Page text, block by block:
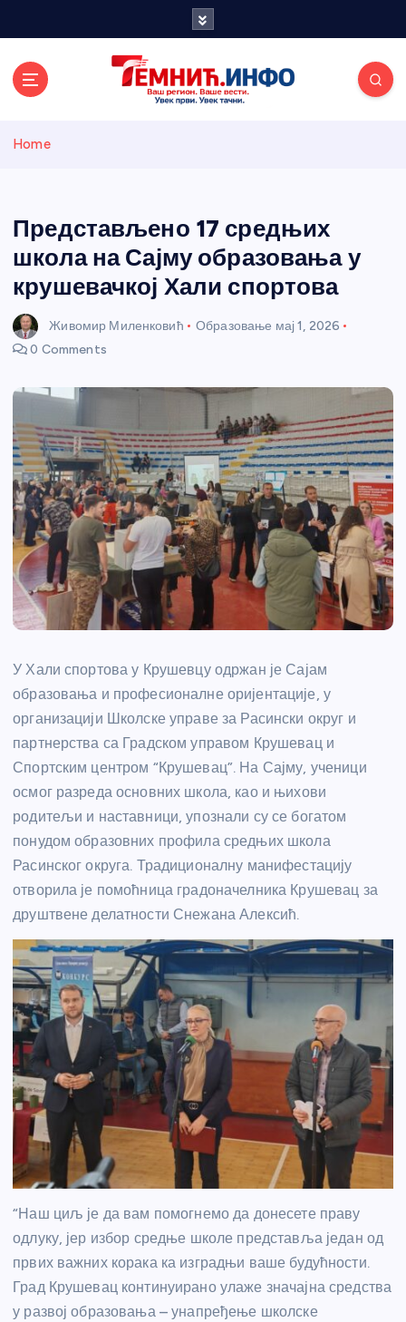
и портал
Home
Представљено 17 средњих
школа на Сајму образовања у
крушевачкој Хали спортова
Живомир Миленковић Образовање мај 1, 2026
0 Comments
У Хали спортова у Крушевцу одржан је Сајам
образовања и професионалне оријентације, у
организацији Школске управе за Расински округ и
партнерства са Градском управом Крушевац и
Спортским центром “Крушевац”. На Сајму, ученици
осмог разреда основних школа, као и њихови
родитељи и наставници, упознали су се богатом
понудом образовних профила средњих школа
Расинског округа. Традиционалну манифестацију
отворила је помоћница градоначелника Крушевац за
друштвене делатности Снежана Алексић.
“Наш циљ је да вам помогнемо да донесете праву
одлуку, јер избор средње школе представља један од
првих важних корака ка изградњи ваше будућности.
Град Крушевац континуирано улаже значајна средства
у развој образовања – унапређење школске